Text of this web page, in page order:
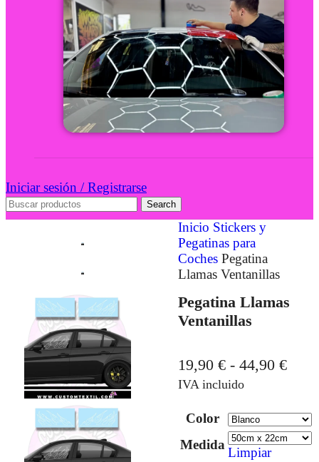
Iniciar sesión / Registrarse
Search
Inicio Stickers y
Pegatinas para
Coches Pegatina
Llamas Ventanillas
Pegatina Llamas
Ventanillas
19,90 € - 44,90 €
IVA incluido
Color
Medida
Limpiar